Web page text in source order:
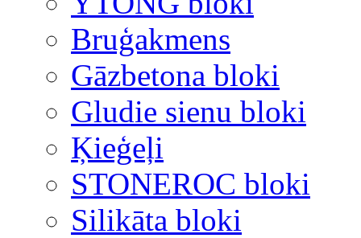
Bruģakmens
Gāzbetona bloki
Gludie sienu bloki
Ķieģeļi
STONEROC bloki
Silikāta bloki